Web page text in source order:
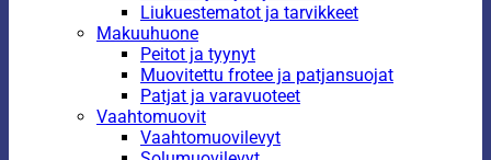
Liukuestematot ja tarvikkeet
Makuuhuone
Peitot ja tyynyt
Muovitettu frotee ja patjansuojat
Patjat ja varavuoteet
Vaahtomuovit
Vaahtomuovilevyt